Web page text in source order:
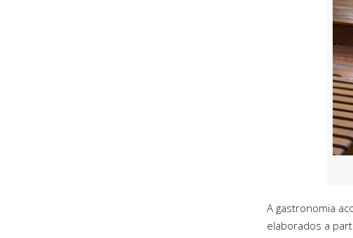
A gastronomia
elaborados a